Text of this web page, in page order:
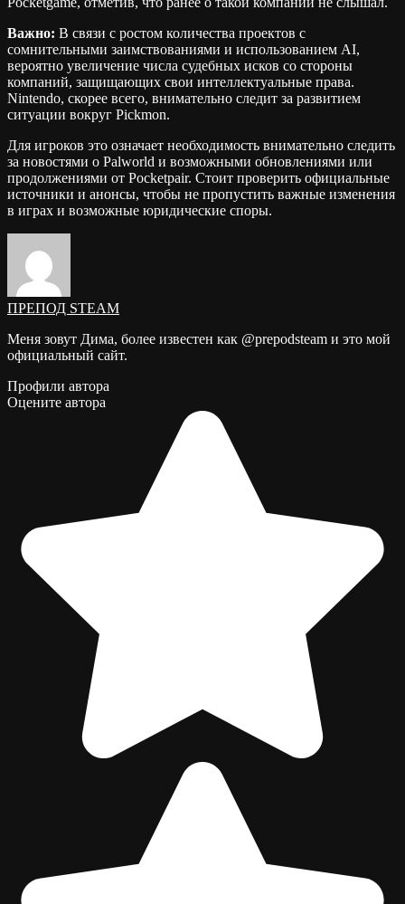
Важно: В связи с ростом количества проектов с
сомнительными заимствованиями и использованием AI,
вероятно увеличение числа судебных исков со стороны
компаний, защищающих свои интеллектуальные права.
Nintendo, скорее всего, внимательно следит за развитием
ситуации вокруг Pickmon.
Для игроков это означает необходимость внимательно следить
за новостями о Palworld и возможными обновлениями или
продолжениями от Pocketpair. Стоит проверить официальные
источники и анонсы, чтобы не пропустить важные изменения
в играх и возможные юридические споры.
ПРЕПОД STEAM
Меня зовут Дима, более известен как @prepodsteam и это мой
официальный сайт.
Профили автора
Оцените автора